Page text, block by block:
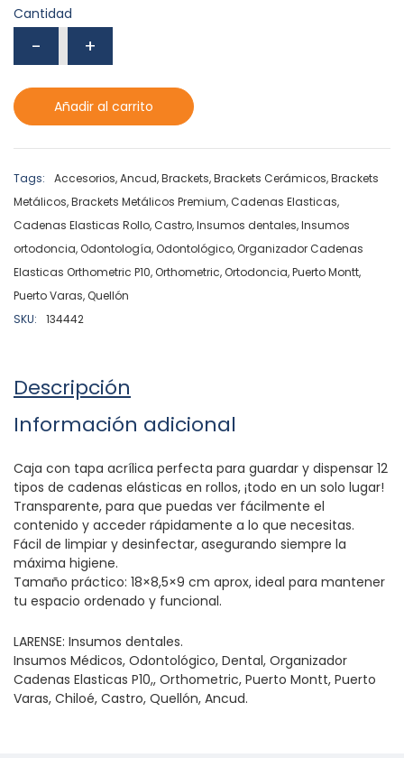
Cantidad
Añadir al carrito
Tags: Accesorios,Ancud,Brackets,Brackets Cerámicos,Brackets
Metálicos,Brackets Metálicos Premium,Cadenas Elasticas,
Cadenas Elasticas Rollo,Castro,Insumos dentales,Insumos
ortodoncia,Odontología,Odontológico,Organizador Cadenas
Elasticas Orthometric P10,Orthometric,Ortodoncia,Puerto Montt,
Puerto Varas,Quellón
SKU:
134442
Descripción
Información adicional
Caja con tapa acrílica perfecta para guardar y dispensar 12
tipos de cadenas elásticas en rollos, ¡todo en un solo lugar!
Transparente, para que puedas ver fácilmente el
contenido y acceder rápidamente a lo que necesitas.
Fácil de limpiar y desinfectar, asegurando siempre la
máxima higiene.
Tamaño práctico: 18×8,5×9 cm aprox, ideal para mantener
tu espacio ordenado y funcional.
LARENSE: Insumos dentales.
Insumos Médicos, Odontológico, Dental, Organizador
Cadenas Elasticas P10,, Orthometric, Puerto Montt, Puerto
Varas, Chiloé, Castro, Quellón, Ancud.